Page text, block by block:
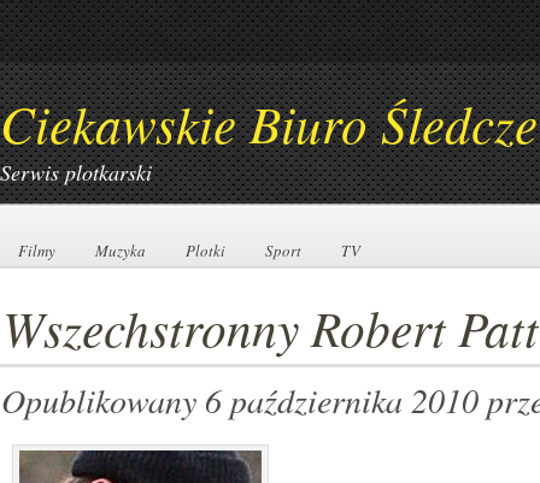
Ciekawskie Biuro Śledcze
Serwis plotkarski
Filmy
Filmy Muzyka
Muzyka Plotki
Plotki Sport
Sport TV
TV
Wszechstronny Robert
Opublikowany 6 października 2010